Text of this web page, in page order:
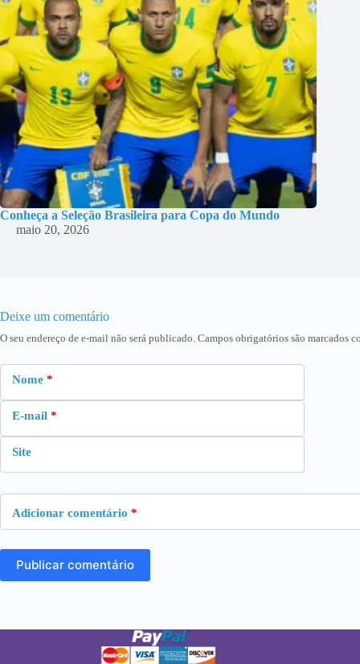
Conheça a Seleção Brasileira para Copa do Mundo
maio 20, 2026
Deixe um comentário
O seu endereço de e-mail não será publicado. Campos obrigatórios são marcados
Nome *
E-mail *
Site
Adicionar comentário *
Publicar comentário